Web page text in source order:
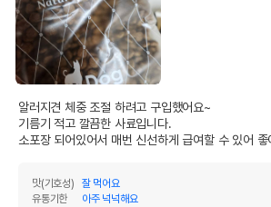
알러지견 체중 조절 하려고 구입했어요~
기름기 적고 깔끔한 사료입니다.
소포장 되어있어서 매번 신선하게 급여할 수 있어 좋
맛(기호성)
잘 먹어요
유통기한
아주 넉넉해요